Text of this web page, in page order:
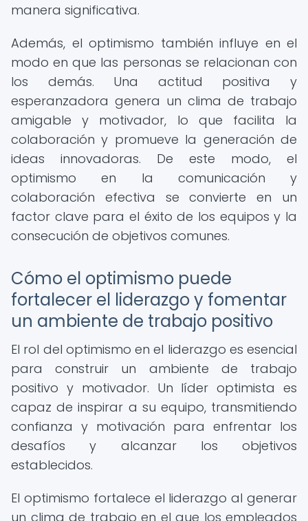
manera significativa.
Además, el optimismo también influye en el
modo en que las personas se relacionan con
los demás. Una actitud positiva y
esperanzadora genera un clima de trabajo
amigable y motivador, lo que facilita la
colaboración y promueve la generación de
ideas innovadoras. De este modo, el
optimismo en la comunicación y
colaboración efectiva se convierte en un
factor clave para el éxito de los equipos y la
consecución de objetivos comunes.
Cómo el optimismo puede
fortalecer el liderazgo y fomentar
un ambiente de trabajo positivo
El rol del optimismo en el liderazgo es esencial
para construir un ambiente de trabajo
positivo y motivador. Un líder optimista es
capaz de inspirar a su equipo, transmitiendo
confianza y motivación para enfrentar los
desafíos y alcanzar los objetivos
establecidos.
El optimismo fortalece el liderazgo al generar
un clima de trabajo en el que los empleados